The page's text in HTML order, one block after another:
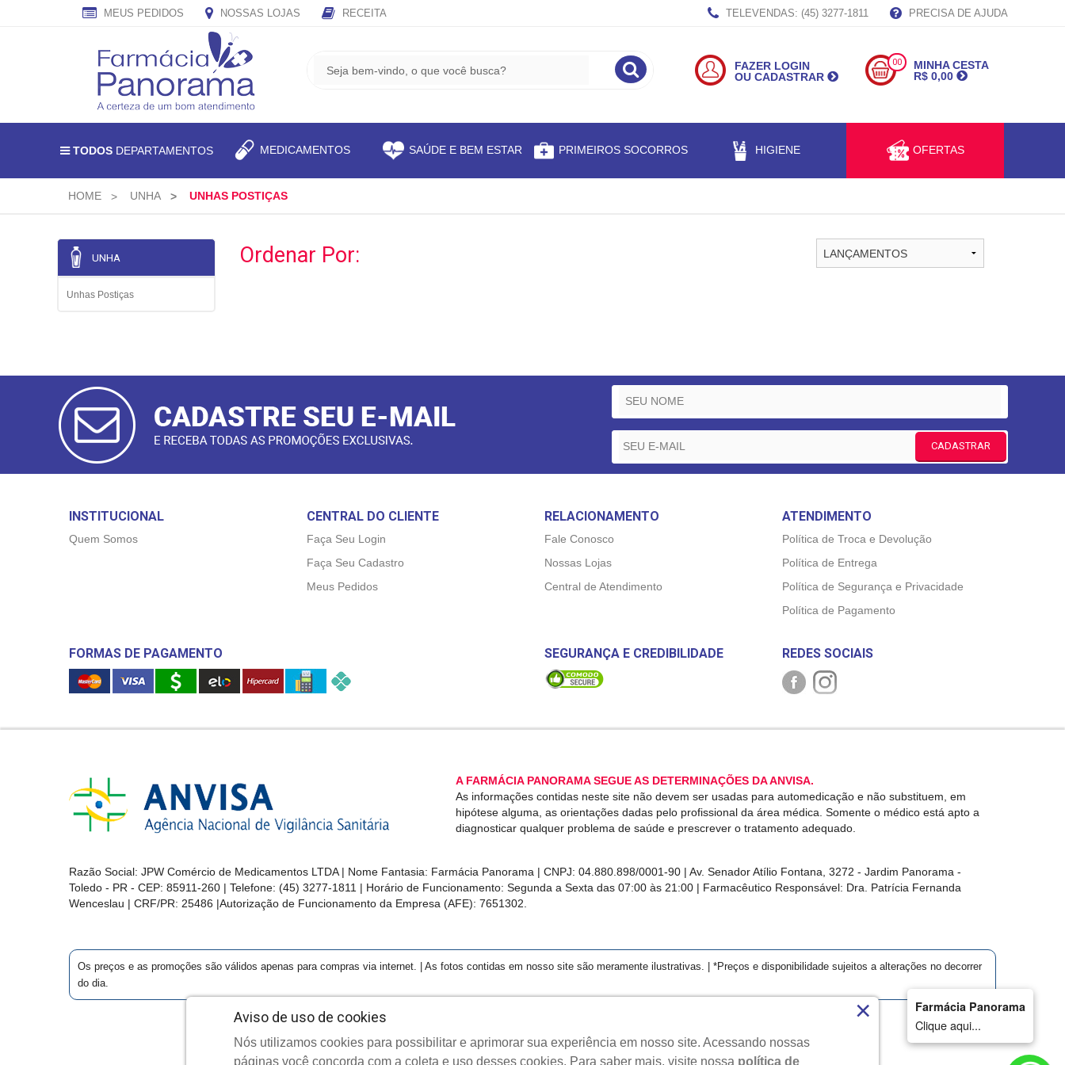
MEUS PEDIDOS NOSSAS LOJAS RECEITA TELEVENDAS: (45) 3277-1811 PRECISA DE AJUDA
Farmácia Panorama
Clique aqui...
FAZER LOGIN
OU CADASTRAR
00
MINHA CESTA
R$ 0,00
TODOS DEPARTAMENTOS MEDICAMENTOS SAÚDE E BEM ESTAR PRIMEIROS SOCORROS HIGIENE OFERTAS
HOME UNHA UNHAS POSTIÇAS
UNHA
Unhas Postiças
Ordenar Por:
CADASTRE
SEU
MAIL
RECEBA
PROMOÇÕES
CADASTRAR
E-MAIL
CADASTRAR
INSTITUCIONAL
Quem Somos
CENTRAL DO CLIENTE
Faça Seu Login
Faça Seu Cadastro
Meus Pedidos
RELACIONAMENTO
Fale Conosco
Nossas Lojas
Central de Atendimento
ATENDIMENTO
Política de Troca e Devolução
Política de Entrega
Política de Segurança e Privacidade
Política de Pagamento
FORMAS DE PAGAMENTO SEGURANÇA E CREDIBILIDADE REDES SOCIAIS
A FARMÁCIA PANORAMA SEGUE AS DETERMINAÇÕES DA ANVISA.
As informações contidas neste site não devem ser usadas para automedicação e não substituem, em
hipótese alguma, as orientações dadas pelo profissional da área médica. Somente o médico está apto a
diagnosticar qualquer problema de saúde e prescrever o tratamento adequado.
Razão Social: JPW Comércio de Medicamentos LTDA | Nome Fantasia: Farmácia Panorama | CNPJ: 04.880.898/0001-90 | Av. Senador Atílio Fontana, 3272 - Jardim Panorama -
Toledo - PR - CEP: 85911-260 | Telefone: (45) 3277-1811 | Horário de Funcionamento: Segunda a Sexta das 07:00 às 21:00 | Farmacêutico Responsável: Dra. Patrícia Fernanda
Wenceslau | CRF/PR: 25486 |Autorização de Funcionamento da Empresa (AFE): 7651302.
Os preços e as promoções são válidos apenas para compras via internet. | As fotos contidas em nosso site são meramente ilustrativas. | *Preços e disponibilidade sujeitos a alterações no decorrer
do dia.
Copyright © 2022 Farmácia Panorama - Todos os direitos reservados.
Aviso de uso de cookies
Nós utilizamos cookies para possibilitar e aprimorar sua experiência em nosso site. Acessando nossas
páginas você concorda com a coleta e uso desses cookies. Para saber mais, visite nossa política de
×